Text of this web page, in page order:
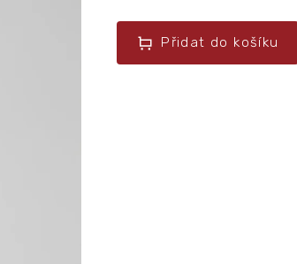
Přidat do košíku